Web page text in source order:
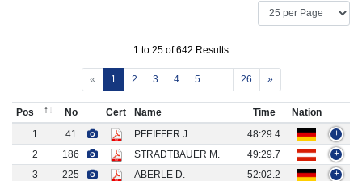
1 to 25 of 642 Results
« 1 2 3 4 5 26 »
Pos No Cert Name Time
Nation
1
41 PFEIFFER J. 48:29.4
+
2
186 STRADTBAUER M. 49:29.7
+
3
225 ABERLE D. 52:02.2
+